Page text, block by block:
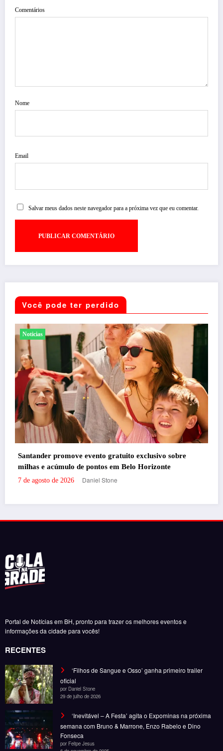
Comentários
Nome
Email
Salvar meus dados neste navegador para a próxima vez que eu comentar.
Você pode ter perdido
Entretenimento Shows
BK’ lança turnê de 10 anos de Castelos & Ruínas com
Portal de Notícias em BH, pronto para trazer os melhores eventos e